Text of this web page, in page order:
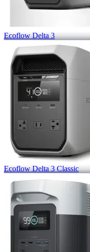
Ecoflow Delta 3
Ecoflow Delta 3 Classic